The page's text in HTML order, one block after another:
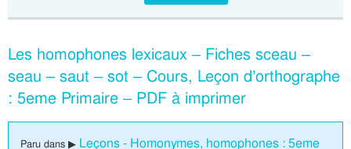
Les homophones lexicaux – Fiches sceau –
seau – saut – sot – Cours, Leçon d’orthographe
: 5eme Primaire – PDF à imprimer
Paru dans ▶ Leçons - Homonymes, homophones : 5eme